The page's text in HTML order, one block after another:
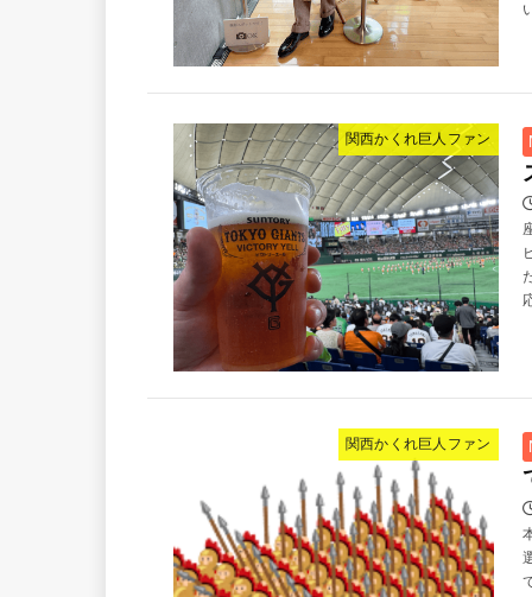
関西かくれ巨人ファン
関西かくれ巨人ファン